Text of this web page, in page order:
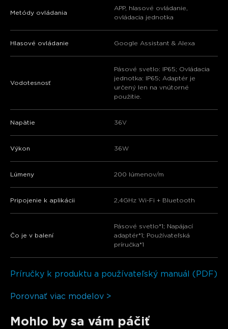
Metódy ovládania
APP, hlasové ovládanie,
ovládacia jednotka
Hlasové ovládanie Google Assistant & Alexa
Vodotesnosť
Pásové svetlo: IP65; Ovládacia
jednotka: IP65; Adaptér je
určený len na vnútorné
použitie.
Napätie 36V
Výkon 36W
Lúmeny 200 lúmenov/m
Pripojenie k aplikácii 2,4GHz Wi-Fi + Bluetooth
Čo je v balení
Pásové svetlo*1; Napájací
adaptér*1; Používateľská
príručka*1
Príručky k produktu a používateľský manuál (PDF)
Porovnať viac modelov >
Mohlo by sa vám páčiť